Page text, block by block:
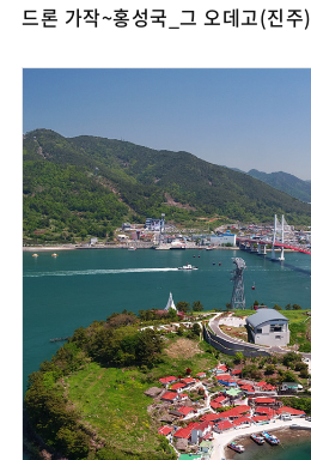
드론 가작~홍성국_그 오데고(진주)